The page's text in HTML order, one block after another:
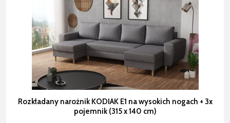
Rozkładany narożnik KODIAK E1 na wysokich nogach + 3x
pojemnik (315 x 140 cm)